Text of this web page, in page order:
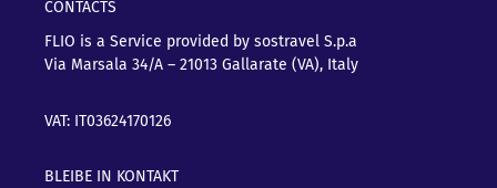
CONTACTS
FLIO is a Service provided by sostravel S.p.a
Via Marsala 34/A – 21013 Gallarate (VA), Italy
VAT: IT03624170126
BLEIBE IN KONTAKT